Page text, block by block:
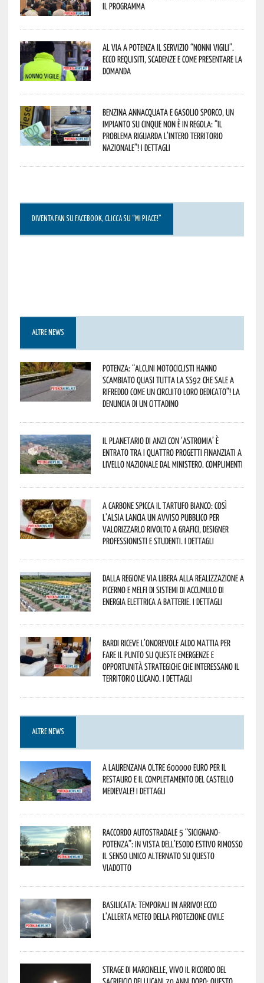
Il programma
Al via a Potenza il servizio “Nonni Vigili”.
Ecco requisiti, scadenze e come presentare la
domanda
Benzina annacquata e gasolio sporco, un
impianto su cinque non è in regola: “il
problema riguarda l’intero territorio
Nazionale”! I dettagli
DIVENTA FAN SU FACEBOOK, CLICCA SU “MI PIACE!”
ALTRE NEWS
Potenza: “alcuni motociclisti hanno
scambiato quasi tutta la SS92 che sale a
Rifreddo come un circuito loro dedicato”! La
denuncia di un cittadino
Il Planetario di Anzi con ‘Astromia’ è
entrato tra i quattro progetti finanziati a
livello nazionale dal Ministero. Complimenti
A Carbone spicca il tartufo bianco: così
l’Alsia lancia un avviso pubblico per
valorizzarlo rivolto a grafici, designer
professionisti e studenti. I dettagli
Dalla Regione via libera alla realizzazione a
Picerno e Melfi di sistemi di accumulo di
energia elettrica a batterie. I dettagli
Bardi riceve l’onorevole Aldo Mattia per
fare il punto su queste emergenze e
opportunità strategiche che interessano il
territorio lucano. I dettagli
ALTRE NEWS
A Laurenzana oltre 600000 euro per il
restauro e il completamento del Castello
Medievale! I dettagli
Raccordo Autostradale 5 “Sicignano-
Potenza”: in vista dell’esodo estivo rimosso
il senso unico alternato su questo
viadotto
Basilicata: temporali in arrivo! Ecco
l’allerta meteo della Protezione civile
Strage di Marcinelle, vivo il ricordo del